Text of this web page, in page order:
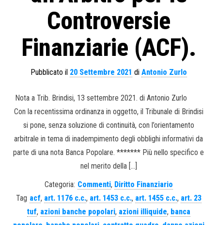
Controversie
Finanziarie (ACF).
Pubblicato il 20 Settembre 2021 di Antonio Zurlo
Nota a Trib. Brindisi, 13 settembre 2021. di Antonio Zurlo
Con la recentissima ordinanza in oggetto, il Tribunale di Brindisi
si pone, senza soluzione di continuità, con l’orientamento
arbitrale in tema di inadempimento degli obblighi informativi da
parte di una nota Banca Popolare. ******* Più nello specifico e
nel merito della […]
Categoria: Commenti, Diritto Finanziario
Tag acf, art. 1176 c.c., art. 1453 c.c., art. 1455 c.c., art. 23
tuf, azioni banche popolari, azioni illiquide, banca